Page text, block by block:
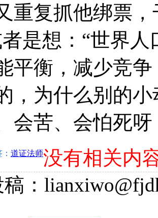
重复抓他绑票
是想：“世界
平衡，减少竞
，为什么别的
会苦、会怕死呀
道证法师没有相关内
：